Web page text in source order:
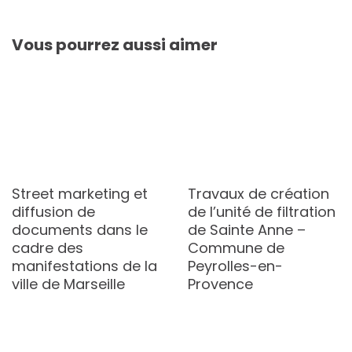
Vous pourrez aussi aimer
Street marketing et
diffusion de
documents dans le
cadre des
manifestations de la
ville de Marseille
Travaux de création
de l’unité de filtration
de Sainte Anne –
Commune de
Peyrolles-en-
Provence